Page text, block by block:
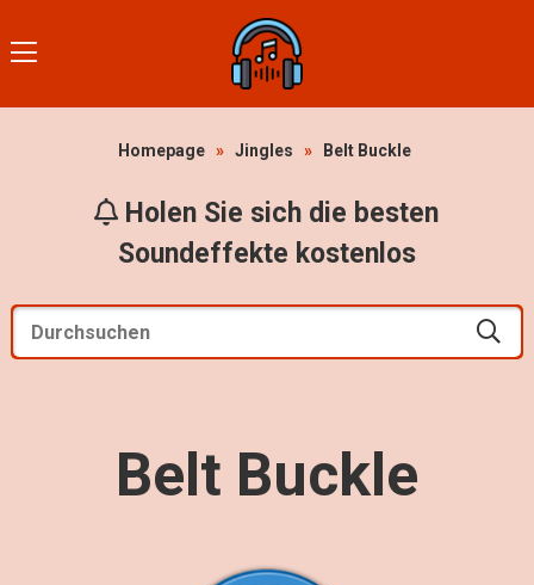
Homepage » Jingles » Belt Buckle
Holen Sie sich die besten
Soundeffekte kostenlos
Belt Buckle